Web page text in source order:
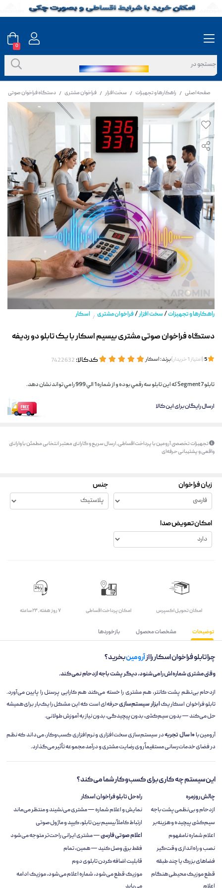
صفحه اصلی / راهکارها و تجهیزات / سخت افزار / فراخوان مشتری / دستگاه فراخوان صوتی
راهکارها و تجهیزات/سخت افزار/فراخوان مشتری / اسکار
دستگاه فراخوان صوتی مشتری بیسیم اسکار با یک تابلو دو ردیفه
(امتیاز1خریدار)برند:اسکار کدکالا:
تابلو Segment 7 كه اين تابلو سه رقمي بوده و از شماره 1 الي 999 را مي تواند نشان دهد.
ارسال رایگان برای این کالا
تجهیزات تخصصی آرومین با پرداخت اقساطی، ارسال سریع و گارانتی معتبر انتخابی مطمئن با وارانتی
واقعی و پشتیبانی حرفه‌ای
زبان فراخوان جنس
امکان تعویض صدا
اﻣﮑﺎن ﺗﺤﻮﯾﻞ اﮐﺴﭙﺮس امکان پرداخت اقساطی ۷ روز ﻫﻔﺘﻪ، ۲۴ ﺳﺎﻋﺘﻪ
توضیحات مشخصات محصول بازخوردها
چرا تابلو فراخوان اسکار را ازآرومینبخرید؟
وقتی مشتری شماره‌اش را می‌شنود، دیگر پشت باجه ازدحام نمی‌کند.
ازدحام بی‌نظم پشت کانتر، هم مشتری را خسته می‌کند هم کارایی پرسنل را پایین می‌آورد.
تابلو فراخوان اسکار یکابزار سیستم‌سازیحرفه‌ای است که این مشکل را یک‌بار برای همیشه
حل می‌کند — بدون سیم‌کشی، بدون پیچیدگی، بدون نیاز به آموزش طولانی.
آرومین با۱۰ سال تجربه
در سیستم‌سازی سخت‌افزاری و نرم‌افزاری کسب‌وکار، می‌داند که نظم
در فضای خدمات‌رسانی مستقیماً روی رضایت مشتری و درآمد مجموعه تأثیر می‌گذارد.
این سیستم چه کاری برای کسب‌وکار شما می‌کند؟
چالش روزمره
راه‌حل تابلو فراخوان اسکار
ازدحام و بی‌نظمی پشت باجه
نمایش و اعلام شماره — مشتری می‌نشیند و منتظر می‌ماند
سیم‌کشی پیچیده و هزینه‌بر
ارتباط کاملاً بیسیم بین تابلو، کیپد و ماژول صوتی
اعلام شماره نامفهوم
اعلام صوتی فارسی— مشتری ایرانی راحت‌تر متوجه می‌شود
نصب و راه‌اندازی وقت‌گیر
فقط برق وصل کنید — همین، تمام
فضاهای بزرگ یا چند طبقه
قابلیت اضافه کردن تابلوی دوم
قطع موزیک محیطی هنگام
اعلام
موزیک قطع می‌شود، شماره اعلام می‌شود، موزیک ادامه
می‌یابد
0